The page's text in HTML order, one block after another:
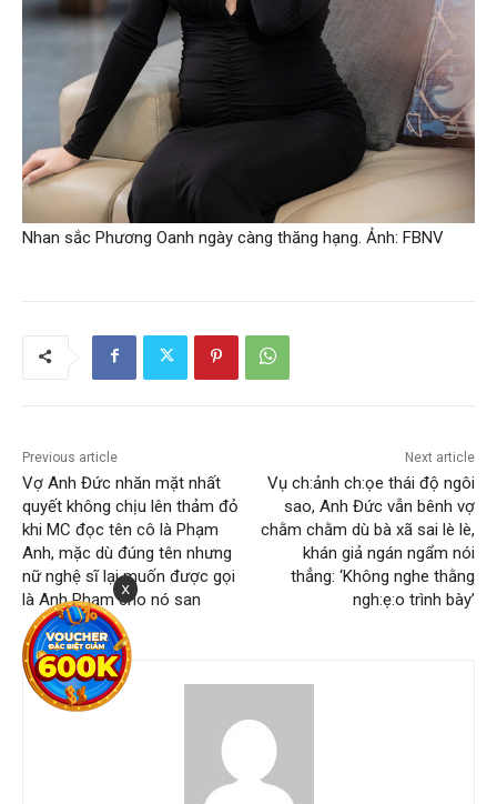
Nhan sắc Phương Oanh ngày càng thăng hạng. Ảnh: FBNV
Previous article
Vợ Anh Đức nhăn mặt nhất
quyết không chịu lên thảm đỏ
khi MC đọc tên cô là Phạm
Anh, mặc dù đúng tên nhưng
nữ nghệ sĩ lại muốn được gọi
là Anh Phạm cho nó san
Next article
Vụ ch:ảnh ch:ọe thái độ ngôi
sao, Anh Đức vẫn bênh vợ
chằm chằm dù bà xã sai lè lè,
khán giả ngán ngẩm nói
thẳng: ‘Không nghe thằng
ngh:ẹ:o trình bày’
x